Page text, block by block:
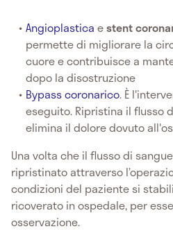
Angioplasticaestent
permette di migliorare la
cuore e contribuisce a
dopo la disostruzione
Bypass coronarico. È
eseguito. Ripristina il flusso
elimina il dolore dovuto
Una volta che il flusso di
ripristinato attraverso
condizioni del paziente si
ricoverato in ospedale, per
osservazione.